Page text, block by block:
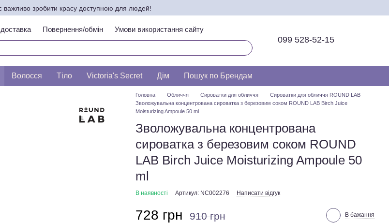
важливо зробити красу доступною для людей!
Повернення/обмін
Умови використання сайту
БАУМАНН
099 528-52-15
Волосся Тіло Victoria's Secret Дім Пошук по Брендам
Головна Обличчя Сироватки для обличчя
Сироватки для обличчя ROUND LAB
Зволожувальна концентрована сироватка з березовим соком ROUND LAB Birch Juice
Moisturizing Ampoule 50 ml
Зволожувальна концентрована
сироватка з березовим соком ROUND
LAB Birch Juice Moisturizing Ampoule 50
ml
В наявності Артикул: NC002276 Написати відгук
728 грн 910 грн В бажання